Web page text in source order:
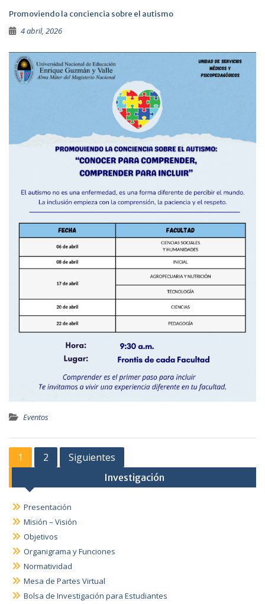
Promoviendo la conciencia sobre el autismo
4 abril, 2026
Eventos
1 2 Siguientes
Investigación
Presentación
Misión – Visión
Objetivos
Organigrama y Funciones
Normatividad
Mesa de Partes Virtual
Bolsa de Investigación para Estudiantes